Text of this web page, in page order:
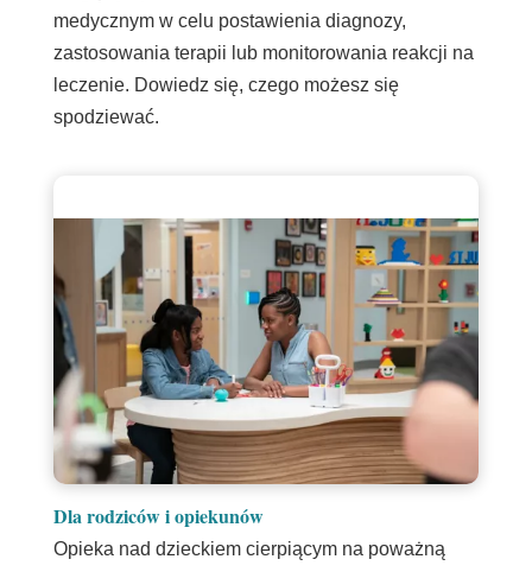
medycznym w celu postawienia diagnozy,
zastosowania terapii lub monitorowania reakcji na
leczenie. Dowiedz się, czego możesz się
spodziewać.
Dla rodziców i opiekunów
Opieka nad dzieckiem cierpiącym na poważną